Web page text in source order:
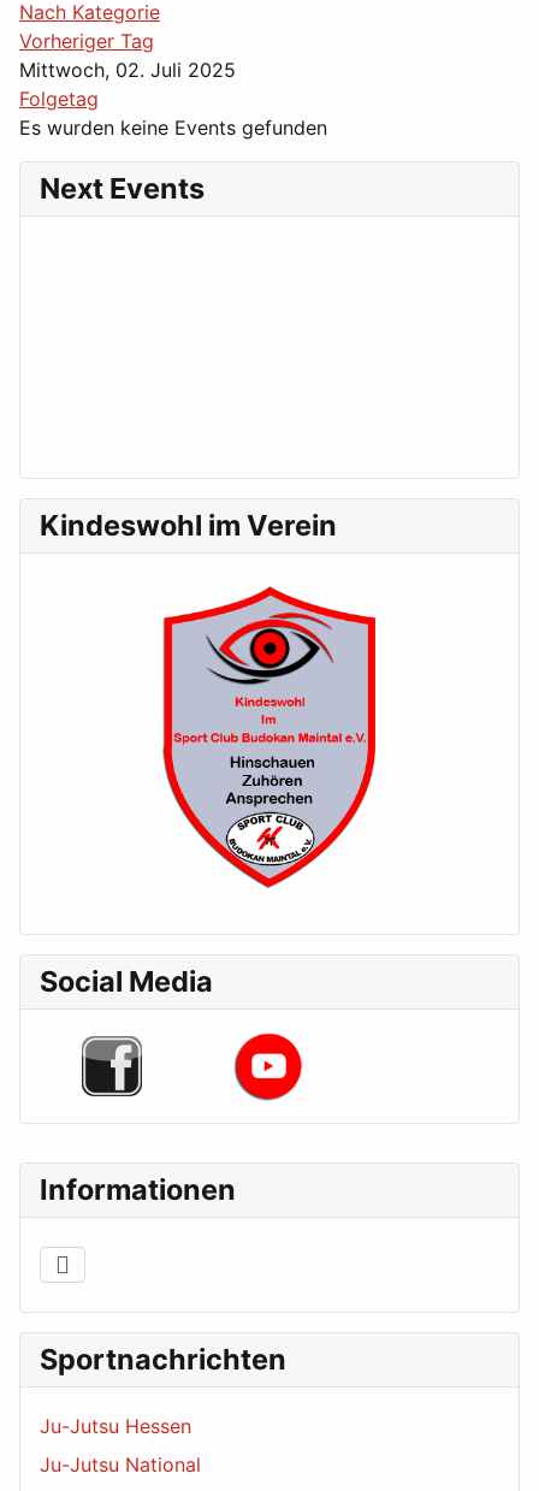
Informationen
Sportnachrichten
Ju-Jutsu Hessen
Ju-Jutsu National
Nach Kategorie
Vorheriger Tag
Mittwoch, 02. Juli 2025
Folgetag
Es wurden keine Events gefunden
Next Events
Kindeswohl im Verein
Social Media